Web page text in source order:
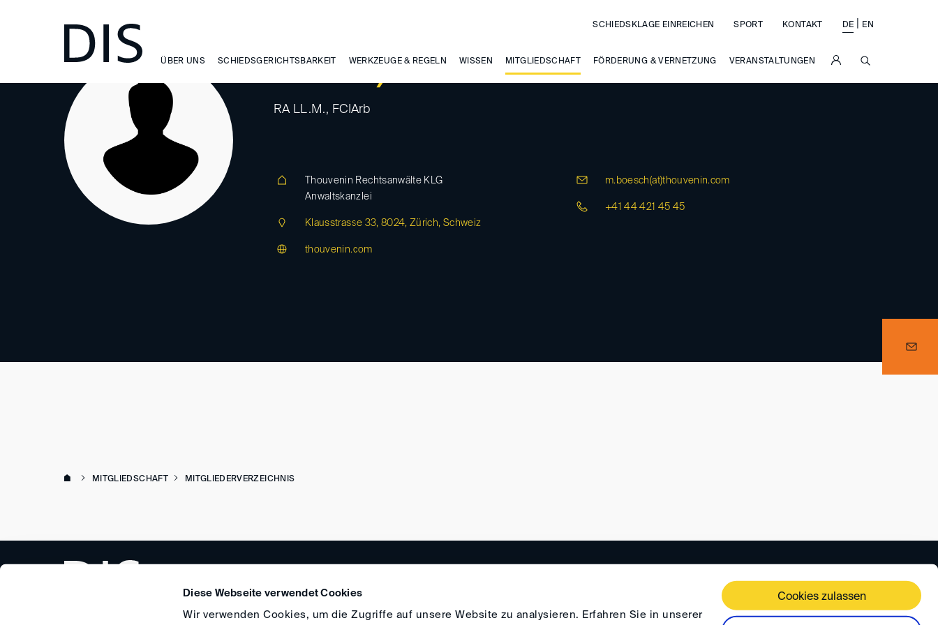
Diese Webseite verwendet Cookies
Wir verwenden Cookies, um die Zugriffe auf unsere Website zu analysieren. Erfahren Sie in unserer
Cookies zulassen
ÜBER UNS SCHIEDSGERICHTSBARKEIT WERKZEUGE & REGELN WISSEN MITGLIEDSCHAFT FÖRDERUNG & VERNETZUNG VERANSTALTUNGEN
SCHIEDSKLAGE EINREICHEN SPORT KONTAKT DE EN
Bösch, Michael
RA LL.M., FCIArb
Thouvenin Rechtsanwälte KLG
Anwaltskanzlei
Klausstrasse 33, 8024, Zürich, Schweiz
thouvenin.com
m.boesch(at)thouvenin.com
+41 44 421 45 45
MITGLIEDSCHAFT MITGLIEDERVERZEICHNIS